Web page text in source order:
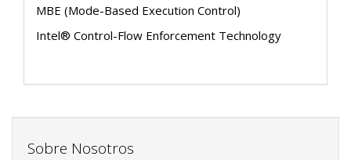
MBE (Mode-Based Execution Control)
Intel® Control-Flow Enforcement Technology
Sobre Nosotros